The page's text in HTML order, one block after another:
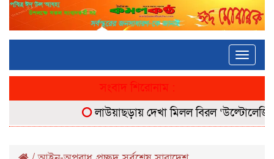
Toggle
সংবাদ শিরোনাম :
লাউয়াছড়ায় দেখা মিলল বিরল ‘উল্টোলেজি’